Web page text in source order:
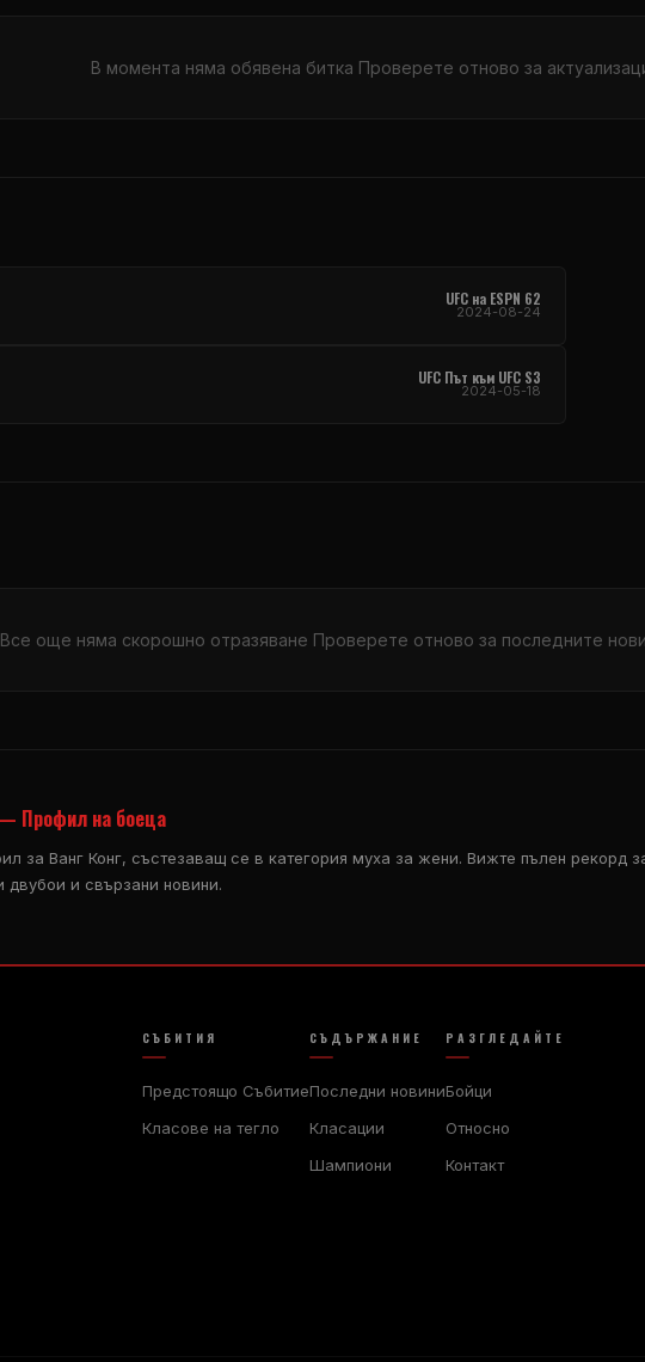
В момента няма обявена битка Проверете отново за
UFC на ESPN 62
2024-08-24
UFC Път към UFC S3
2024-05-18
Все още няма скорошно отразяване Проверете отново за последните
Профил на боеца
за Ванг Конг, състезаващ се в категория муха за жени. Вижте пълен рекорд
двубои и свързани новини.
СЪБИТИЯ
Предстоящо Събитие
Класове на тегло
СЪДЪРЖАНИЕ
Последни новини
Класации
Шампиони
РАЗГЛЕДАЙТЕ
Бойци
Относно
Контакт